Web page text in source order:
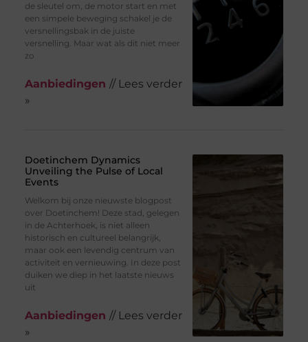
de sleutel om, de motor start en met
een simpele beweging schakel je de
versnellingsbak in de juiste
versnelling. Maar wat als dit niet meer
zo
Aanbiedingen // Lees verder
»
Doetinchem Dynamics
Unveiling the Pulse of Local
Events
Welkom bij onze nieuwste blogpost
over Doetinchem! Deze stad, gelegen
in de Achterhoek, is niet alleen
historisch en cultureel belangrijk,
maar ook een levendig centrum van
activiteit en vernieuwing. In deze post
duiken we diep in het laatste nieuws
uit
Aanbiedingen // Lees verder
»